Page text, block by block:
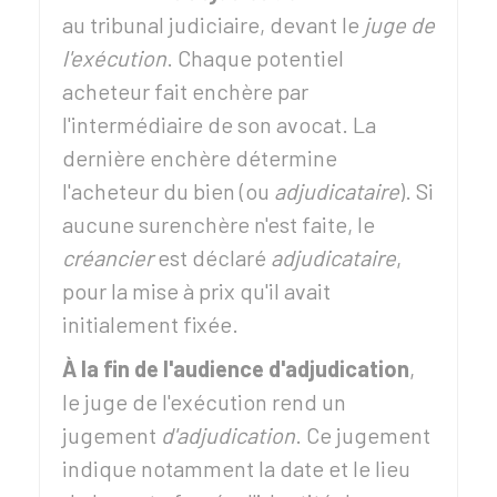
au tribunal judiciaire, devant le juge de
l'exécution. Chaque potentiel
acheteur fait enchère par
l'intermédiaire de son avocat. La
dernière enchère détermine
l'acheteur du bien (ou adjudicataire). Si
aucune surenchère n'est faite, le
créancierest déclaré adjudicataire,
pour la mise à prix qu'il avait
initialement fixée.
À la fin de l'audience d'adjudication,
le juge de l'exécution rend un
jugement d'adjudication. Ce jugement
indique notamment la date et le lieu